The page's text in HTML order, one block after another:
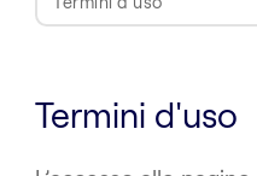
Termini d'uso